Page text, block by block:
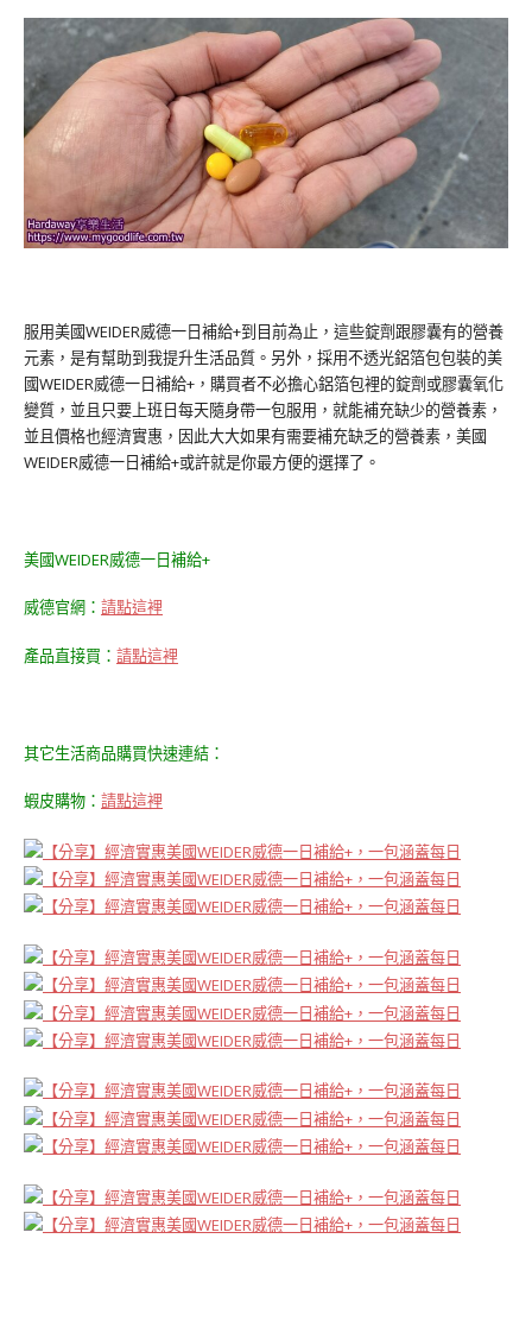
服用美國WEIDER威德一日補給+到目前為止，這些錠劑跟膠囊有的營養
元素，是有幫助到我提升生活品質。另外，採用不透光鋁箔包包裝的美
國WEIDER威德一日補給+，購買者不必擔心鋁箔包裡的錠劑或膠囊氧化
變質，並且只要上班日每天隨身帶一包服用，就能補充缺少的營養素，
並且價格也經濟實惠，因此大大如果有需要補充缺乏的營養素，美國
WEIDER威德一日補給+或許就是你最方便的選擇了。
美國WEIDER威德一日補給+
威德官網： 請點這裡
產品直接買： 請點這裡
其它生活商品購買快速連結：
蝦皮購物： 請點這裡